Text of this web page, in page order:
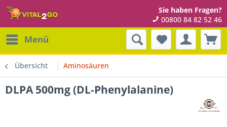
Sie haben Fragen?
00800 84 82 52 46
Menü
Übersicht Aminosäuren
DLPA 500mg (DL-Phenylalanine)